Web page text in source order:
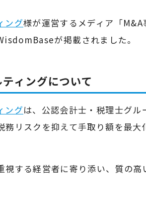
ング様が運営するメディア「
が掲載されました。
ィングについて
ングは、公認会計士・税理士グ
務リスクを抑えて手取り額を最
視する経営者に寄り添い、質の